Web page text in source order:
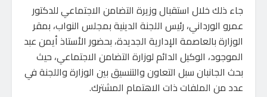
جاء ذلك خلال استقبال وزيرة التضامن الاجتماعي للدكتور
عمرو الورداني، رئيس اللجنة الدينية بمجلس النواب، بمقر
الوزارة بالعاصمة الإدارية الجديدة، بحضور الأستاذ أيمن عبد
الموجود، الوكيل الدائم لوزارة التضامن الاجتماعي، حيث
بحث الجانبان سبل التعاون والتنسيق بين الوزارة واللجنة في
عدد من الملفات ذات الاهتمام المشترك.